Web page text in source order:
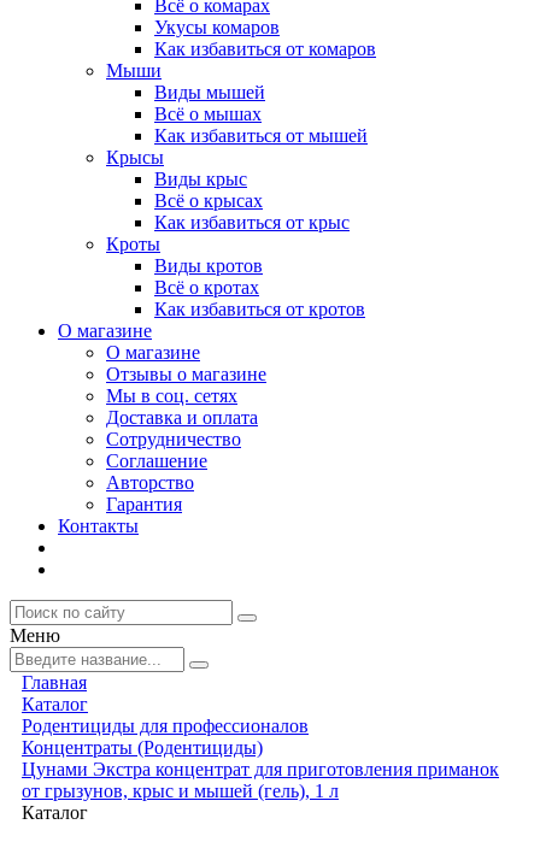
Всё о комарах
Укусы комаров
Как избавиться от комаров
Мыши
Виды мышей
Всё о мышах
Как избавиться от мышей
Крысы
Виды крыс
Всё о крысах
Как избавиться от крыс
Кроты
Виды кротов
Всё о кротах
Как избавиться от кротов
О магазине
О магазине
Отзывы о магазине
Мы в соц. сетях
Доставка и оплата
Сотрудничество
Соглашение
Авторство
Гарантия
Контакты
Меню
Главная
Каталог
Родентициды для профессионалов
Концентраты (Родентициды)
Цунами Экстра концентрат для приготовления приманок
от грызунов, крыс и мышей (гель), 1 л
Каталог